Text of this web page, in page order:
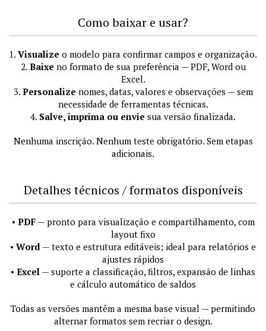
Como baixar e usar?
1. Visualize o modelo para confirmar campos e organização.
2. Baixe no formato de sua preferência — PDF, Word ou
Excel.
3. Personalize nomes, datas, valores e observações — sem
necessidade de ferramentas técnicas.
4. Salve, imprima ou envie sua versão finalizada.
Nenhuma inscrição. Nenhum teste obrigatório. Sem etapas
adicionais.
Detalhes técnicos / formatos disponíveis
• PDF— pronto para visualização e compartilhamento, com
layout fixo
• Word — texto e estrutura editáveis; ideal para relatórios e
ajustes rápidos
• Excel — suporte a classificação, filtros, expansão de linhas
e cálculo automático de saldos
Todas as versões mantêm a mesma base visual — permitindo
alternar formatos sem recriar o design.